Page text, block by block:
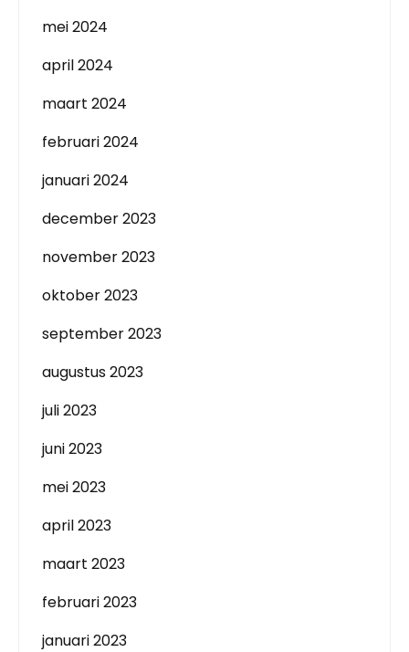
mei 2024
april 2024
maart 2024
februari 2024
januari 2024
december 2023
november 2023
oktober 2023
september 2023
augustus 2023
juli 2023
juni 2023
mei 2023
april 2023
maart 2023
februari 2023
januari 2023